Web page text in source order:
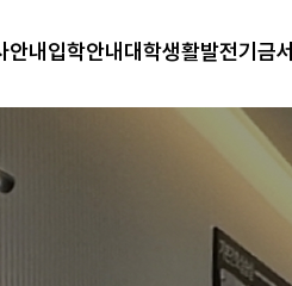
안내입학안내대학생활발전기금